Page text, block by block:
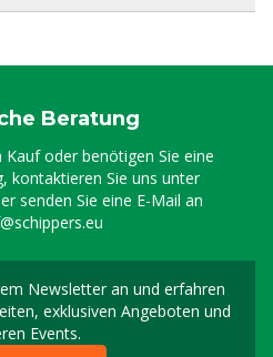
Beratung
Kauf oder benötigen Sie eine
kontaktieren Sie uns unter
senden Sie eine E-Mail an
Newsletter an und erfahren
exklusiven Angeboten und
Events.
Melden Sie sich für